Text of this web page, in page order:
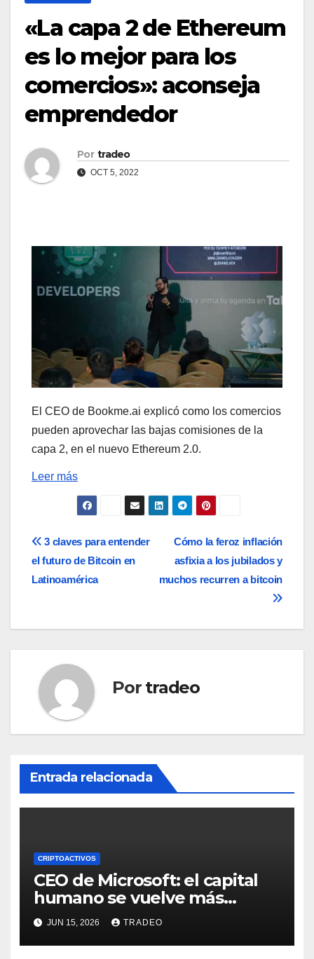
«La capa 2 de Ethereum
es lo mejor para los
comercios»: aconseja
emprendedor
Por tradeo
OCT 5, 2022
El CEO de Bookme.ai explicó como los comercios
pueden aprovechar las bajas comisiones de la
capa 2, en el nuevo Ethereum 2.0.
Leer más
Navegación
de
Cómo la feroz inflación
asfixia a los jubilados y
muchos recurren a bitcoin
3 claves para entender
el futuro de Bitcoin en
Latinoamérica
Por tradeo
Entrada relacionada
CRIPTOACTIVOS
CEO de Microsoft: el capital
humano se vuelve más
valioso a medida que crece la
IA
JUN 15, 2026 TRADEO